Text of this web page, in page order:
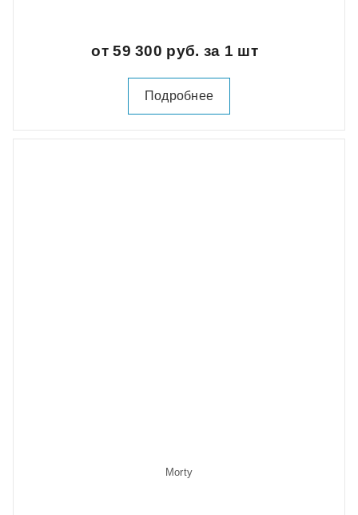
от 59 300 руб. за 1 шт
Подробнее
Morty